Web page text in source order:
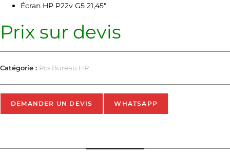
Écran HP P22v G5 21,45″
Prix sur devis
Catégorie : Pcs Bureau HP
DEMANDER UN DEVIS WHATSAPP